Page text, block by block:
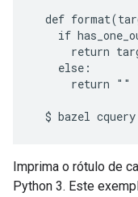
def
if
return
    else:
      return ""
Imprima o rótulo de
Python 3. Este